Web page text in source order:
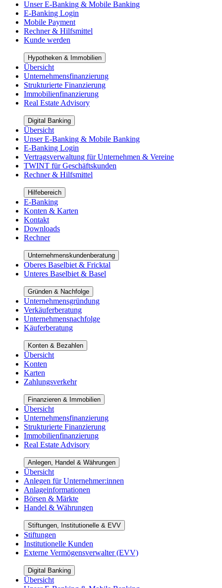
Unser E-Banking & Mobile Banking
E-Banking Login
Mobile Payment
Rechner & Hilfsmittel
Kunde werden
Hypotheken & Immobilien
Übersicht
Unternehmensfinanzierung
Strukturierte Finanzierung
Immobilienfinanzierung
Real Estate Advisory
Digital Banking
Übersicht
Unser E-Banking & Mobile Banking
E-Banking Login
Vertragsverwaltung für Unternehmen & Vereine
TWINT für Geschäftskunden
Rechner & Hilfsmittel
Hilfebereich
E-Banking
Konten & Karten
Kontakt
Downloads
Rechner
Unternehmenskundenberatung
Oberes Baselbiet & Fricktal
Unteres Baselbiet & Basel
Gründen & Nachfolge
Unternehmensgründung
Verkäuferberatung
Unternehmensnachfolge
Käuferberatung
Konten & Bezahlen
Übersicht
Konten
Karten
Zahlungsverkehr
Finanzieren & Immobilien
Übersicht
Unternehmensfinanzierung
Strukturierte Finanzierung
Immobilienfinanzierung
Real Estate Advisory
Anlegen, Handel & Währungen
Übersicht
Anlegen für Unternehmer:innen
Anlageinformationen
Börsen & Märkte
Handel & Währungen
Stiftungen, Institutionelle & EVV
Stiftungen
Institutionelle Kunden
Externe Vermögensverwalter (EVV)
Digital Banking
Übersicht